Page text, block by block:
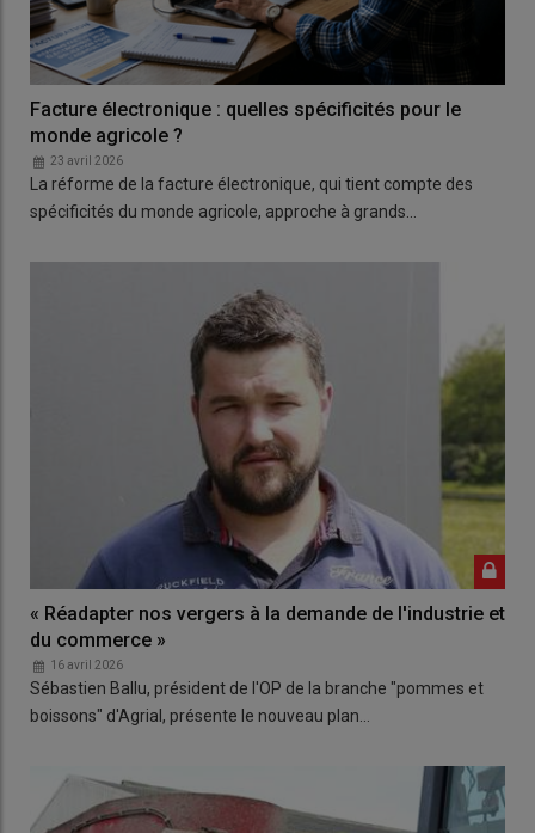
Facture électronique : quelles spécificités pour le
monde agricole ?
23 avril 2026
La réforme de la facture électronique, qui tient compte des
spécificités du monde agricole, approche à grands…
« Réadapter nos vergers à la demande de l'industrie et
du commerce »
16 avril 2026
Sébastien Ballu, président de l'OP de la branche "pommes et
boissons" d'Agrial, présente le nouveau plan…